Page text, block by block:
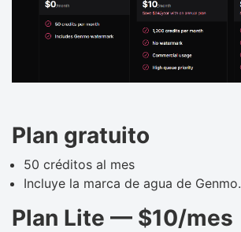
Plan gratuito
50 créditos al mes
Incluye la marca de agua de Genmo.
Plan Lite — $10/mes